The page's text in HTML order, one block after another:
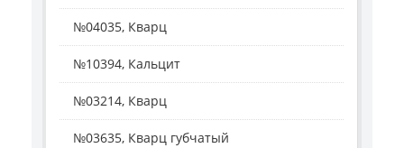
№04035, Кварц
№10394, Кальцит
№03214, Кварц
№03635, Кварц губчатый